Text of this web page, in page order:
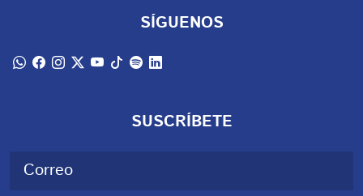
SÍGUENOS
SUSCRÍBETE